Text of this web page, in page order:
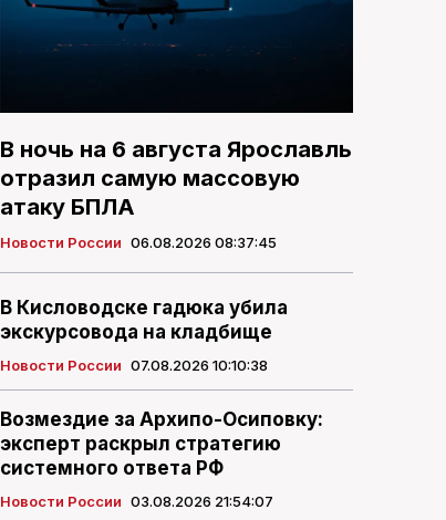
В ночь на 6 августа Ярославль
отразил самую массовую
атаку БПЛА
Новости России 06.08.2026 08:37:45
В Кисловодске гадюка убила
экскурсовода на кладбище
Новости России 07.08.2026 10:10:38
Возмездие за Архипо-Осиповку:
эксперт раскрыл стратегию
системного ответа РФ
Новости России 03.08.2026 21:54:07